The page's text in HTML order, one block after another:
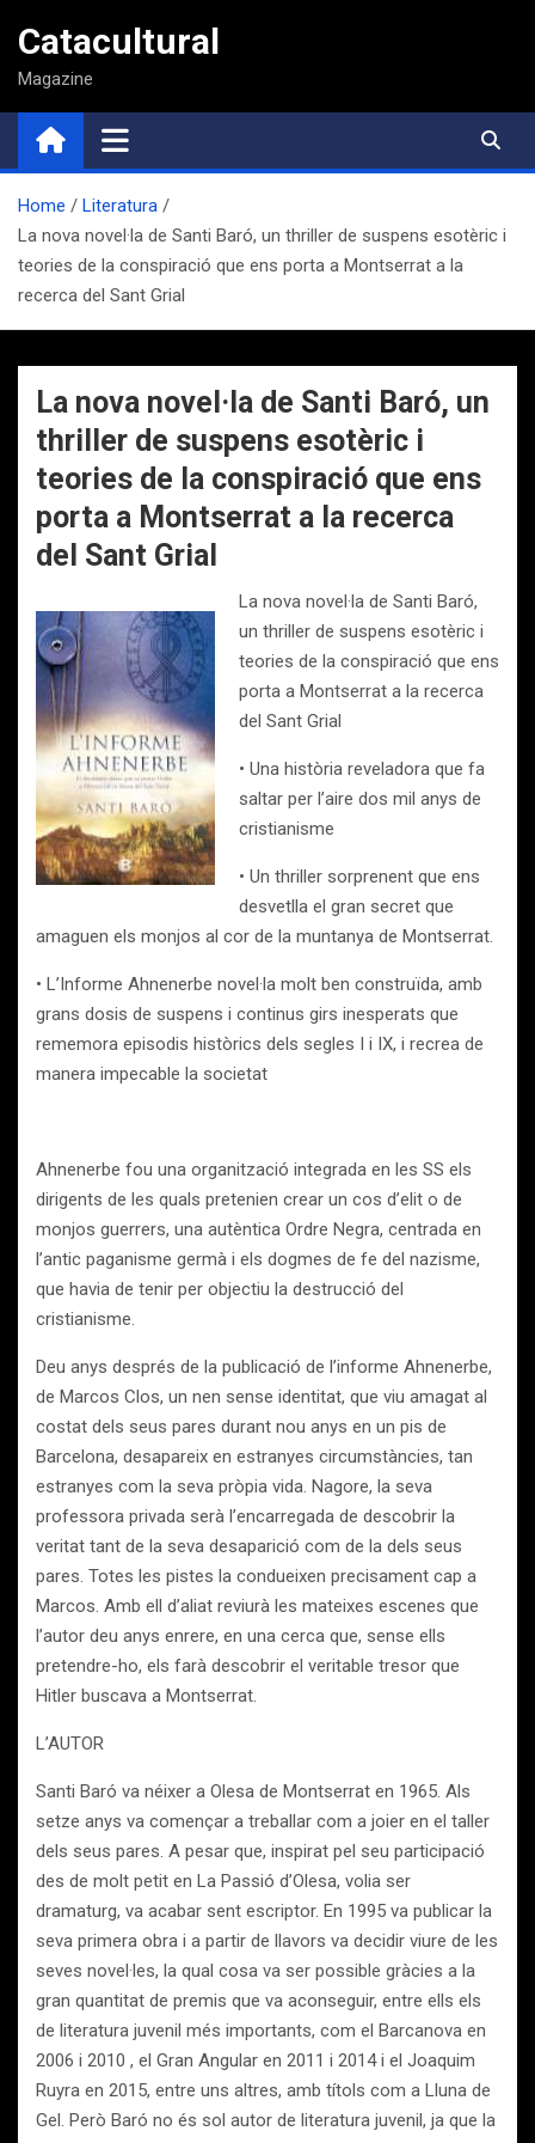
contenido
Catacultural
Magazine
Home
Literatura
La nova novel·la de Santi Baró, un thriller de suspens esotèric i
teories de la conspiració que ens porta a Montserrat a la
recerca del Sant Grial
La nova novel·la de Santi Baró, un
thriller de suspens esotèric i
teories de la conspiració que ens
porta a Montserrat a la recerca
del Sant Grial
La nova novel·la de Santi Baró,
un thriller de suspens esotèric i
teories de la conspiració que ens
porta a Montserrat a la recerca
del Sant Grial
• Una història reveladora que fa
saltar per l’aire dos mil anys de
cristianisme
• Un thriller sorprenent que ens
desvetlla el gran secret que
amaguen els monjos al cor de la muntanya de Montserrat.
• L’Informe Ahnenerbe novel·la molt ben construïda, amb
grans dosis de suspens i continus girs inesperats que
rememora episodis històrics dels segles I i IX, i recrea de
manera impecable la societat
Ahnenerbe fou una organització integrada en les SS els
dirigents de les quals pretenien crear un cos d’elit o de
monjos guerrers, una autèntica Ordre Negra, centrada en
l’antic paganisme germà i els dogmes de fe del nazisme,
que havia de tenir per objectiu la destrucció del
cristianisme.
Deu anys després de la publicació de l’informe Ahnenerbe,
de Marcos Clos, un nen sense identitat, que viu amagat al
costat dels seus pares durant nou anys en un pis de
Barcelona, desapareix en estranyes circumstàncies, tan
estranyes com la seva pròpia vida. Nagore, la seva
professora privada serà l’encarregada de descobrir la
veritat tant de la seva desaparició com de la dels seus
pares. Totes les pistes la condueixen precisament cap a
Marcos. Amb ell d’aliat reviurà les mateixes escenes que
l’autor deu anys enrere, en una cerca que, sense ells
pretendre-ho, els farà descobrir el veritable tresor que
Hitler buscava a Montserrat.
L’AUTOR
Santi Baró va néixer a Olesa de Montserrat en 1965. Als
setze anys va començar a treballar com a joier en el taller
dels seus pares. A pesar que, inspirat pel seu participació
des de molt petit en La Passió d’Olesa, volia ser
dramaturg, va acabar sent escriptor. En 1995 va publicar la
seva primera obra i a partir de llavors va decidir viure de les
seves novel·les, la qual cosa va ser possible gràcies a la
gran quantitat de premis que va aconseguir, entre ells els
de literatura juvenil més importants, com el Barcanova en
2006 i 2010 , el Gran Angular en 2011 i 2014 i el Joaquim
Ruyra en 2015, entre uns altres, amb títols com a Lluna de
Gel. Però Baró no és sol autor de literatura juvenil, ja que la